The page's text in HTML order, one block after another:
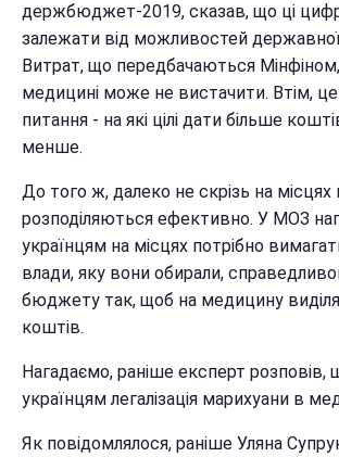
держбюджет-2019, сказав, що ці
залежати від можливостей державної
Витрат, що передбачаються
медицині може не вистачити. Втім,
питання - на які цілі дати більше
менше.
До того ж, далеко не скрізь на
розподіляються ефективно. У МОЗ
українцям на місцях потрібно
влади, яку вони обирали,
бюджету так, щоб на медицину
коштів.
Нагадаємо, раніше експерт розповів,
українцям легалізація марихуани в
Як повідомлялося, раніше Уляна